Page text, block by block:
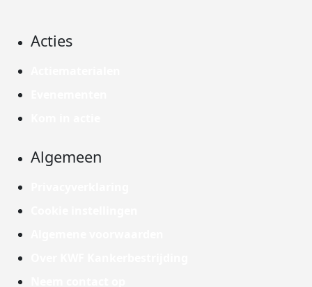
Acties
Algemeen